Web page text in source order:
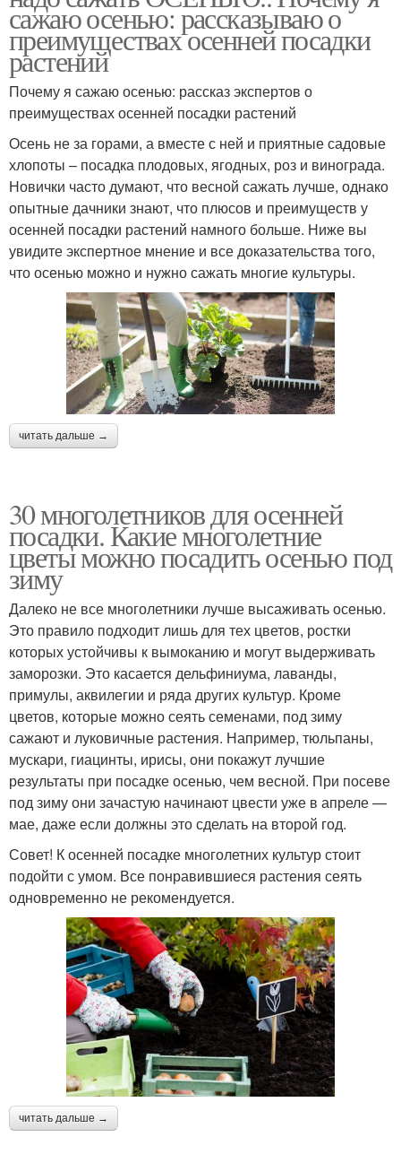
сажаю осенью: рассказываю о
преимуществах осенней посадки
растений
Почему я сажаю осенью: рассказ экспертов о
преимуществах осенней посадки растений
Осень не за горами, а вместе с ней и приятные садовые
хлопоты – посадка плодовых, ягодных, роз и винограда.
Новички часто думают, что весной сажать лучше, однако
опытные дачники знают, что плюсов и преимуществ у
осенней посадки растений намного больше. Ниже вы
увидите экспертное мнение и все доказательства того,
что осенью можно и нужно сажать многие культуры.
читать дальше →
30 многолетников для осенней
посадки. Какие многолетние
цветы можно посадить осенью под
зиму
Далеко не все многолетники лучше высаживать осенью.
Это правило подходит лишь для тех цветов, ростки
которых устойчивы к вымоканию и могут выдерживать
заморозки. Это касается дельфиниума, лаванды,
примулы, аквилегии и ряда других культур. Кроме
цветов, которые можно сеять семенами, под зиму
сажают и луковичные растения. Например, тюльпаны,
мускари, гиацинты, ирисы, они покажут лучшие
результаты при посадке осенью, чем весной. При посеве
под зиму они зачастую начинают цвести уже в апреле —
мае, даже если должны это сделать на второй год.
Совет! К осенней посадке многолетних культур стоит
подойти с умом. Все понравившиеся растения сеять
одновременно не рекомендуется.
читать дальше →